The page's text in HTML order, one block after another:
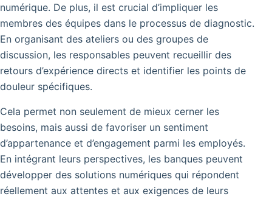
numérique. De plus, il est crucial d’impliquer les
membres des équipes dans le processus de diagnostic.
En organisant des ateliers ou des groupes de
discussion, les responsables peuvent recueillir des
retours d’expérience directs et identifier les points de
douleur spécifiques.
Cela permet non seulement de mieux cerner les
besoins, mais aussi de favoriser un sentiment
d’appartenance et d’engagement parmi les employés.
En intégrant leurs perspectives, les banques peuvent
développer des solutions numériques qui répondent
réellement aux attentes et aux exigences de leurs